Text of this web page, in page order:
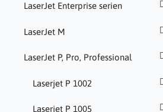
LaserJet Enterprise serien
LaserJet M
LaserJet P, Pro, Professional
Laserjet P 1002
Laserjet P 1005